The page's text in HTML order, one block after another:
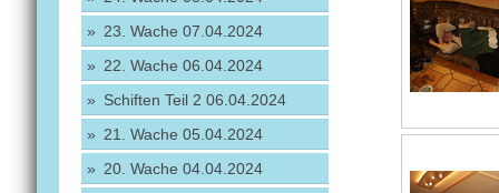
23. Wache 07.04.2024
22. Wache 06.04.2024
Schiften Teil 2 06.04.2024
21. Wache 05.04.2024
20. Wache 04.04.2024